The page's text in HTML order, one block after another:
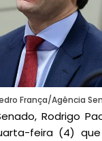
França/Agência
Rodrigo
feira (4)